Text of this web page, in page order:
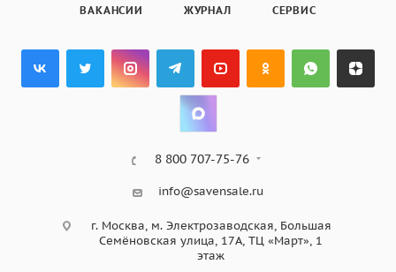
ВАКАНСИИ ЖУРНАЛ СЕРВИС
8 800 707-75-76
info@savensale.ru
г. Москва, м. Электрозаводская, Большая
Семёновская улица, 17А, ТЦ «Март», 1
этаж